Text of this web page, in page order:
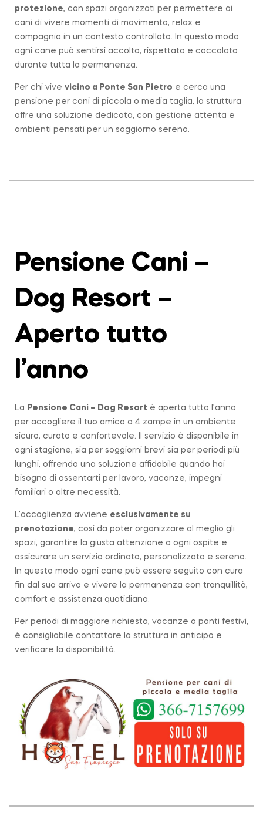
protezione, con spazi organizzati per permettere ai
cani di vivere momenti di movimento, relax e
compagnia in un contesto controllato. In questo modo
ogni cane può sentirsi accolto, rispettato e coccolato
durante tutta la permanenza.
Per chi vive vicino a Ponte San Pietro e cerca una
pensione per cani di piccola o media taglia, la struttura
offre una soluzione dedicata, con gestione attenta e
ambienti pensati per un soggiorno sereno.
Pensione Cani –
Dog Resort –
Aperto tutto
l’anno
La Pensione Cani – Dog Resort è aperta tutto l’anno
per accogliere il tuo amico a 4 zampe in un ambiente
sicuro, curato e confortevole. Il servizio è disponibile in
ogni stagione, sia per soggiorni brevi sia per periodi più
lunghi, offrendo una soluzione affidabile quando hai
bisogno di assentarti per lavoro, vacanze, impegni
familiari o altre necessità.
L’accoglienza avviene esclusivamente su
prenotazione, così da poter organizzare al meglio gli
spazi, garantire la giusta attenzione a ogni ospite e
assicurare un servizio ordinato, personalizzato e sereno.
In questo modo ogni cane può essere seguito con cura
fin dal suo arrivo e vivere la permanenza con tranquillità,
comfort e assistenza quotidiana.
Per periodi di maggiore richiesta, vacanze o ponti festivi,
è consigliabile contattare la struttura in anticipo e
verificare la disponibilità.